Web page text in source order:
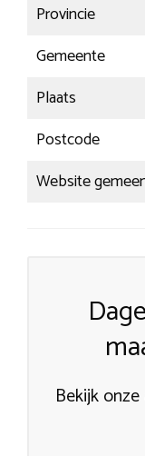
Provincie
Gemeente
Plaats
Postcode
Website
Bekijk